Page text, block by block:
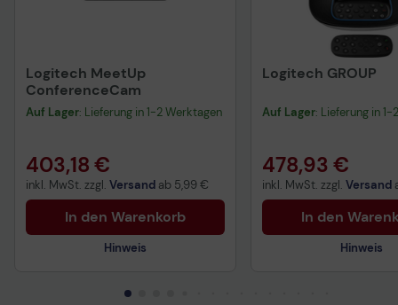
Logitech MeetUp
ConferenceCam
Auf Lager: Lieferung in 1-2 Werktagen
403,18 €
inkl. MwSt. zzgl. Versand ab 5,99 €
In den Warenkorb
Hinweis
Logitech GROUP
Auf Lager: Lieferung in
478,93 €
inkl. MwSt. zzgl. Versand
In den
Hinweis